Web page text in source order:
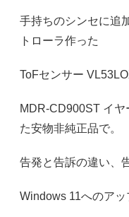
手持ちのシンセに追
トローラ作った
ToFセンサー
MDR-CD900ST イ
た安物非純正品で。
告発と告訴の違い、
Windows 11へのアッ